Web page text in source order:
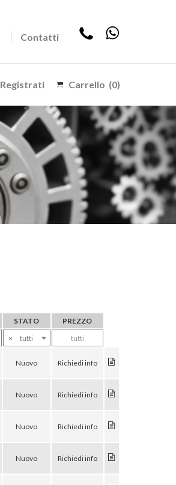
Contatti
Registrati Carrello (0)
STATO
PREZZO
× tutti tutti
Nuovo Richiedi info
Nuovo Richiedi info
Nuovo Richiedi info
Nuovo Richiedi info